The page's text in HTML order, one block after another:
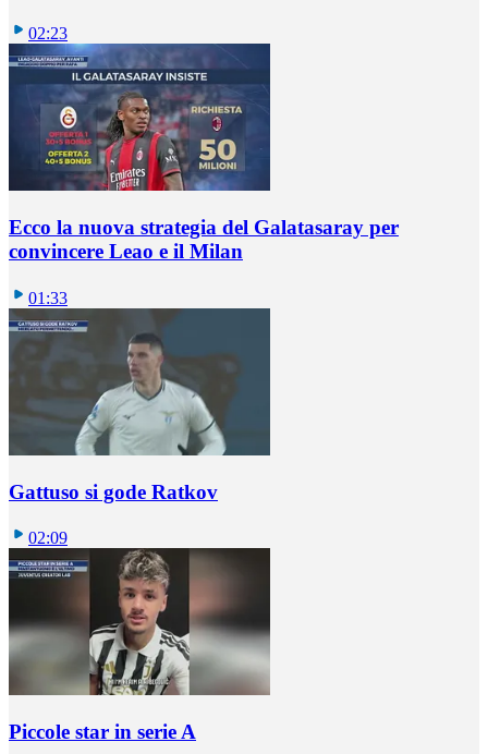
02:23
Ecco la nuova strategia del Galatasaray per
convincere Leao e il Milan
01:33
Gattuso si gode Ratkov
02:09
Piccole star in serie A